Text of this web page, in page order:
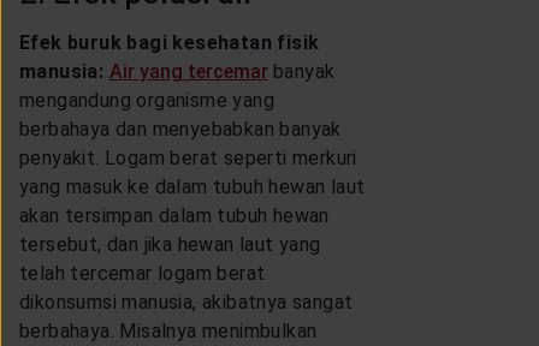
Efek buruk bagi kesehatan fisik
manusia: Air yang tercemarbanyak
mengandung organisme yang
berbahaya dan menyebabkan banyak
penyakit. Logam berat seperti merkuri
yang masuk ke dalam tubuh hewan laut
akan tersimpan dalam tubuh hewan
tersebut, dan jika hewan laut yang
telah tercemar logam berat
dikonsumsi manusia, akibatnya sangat
berbahaya. Misalnya menimbulkan